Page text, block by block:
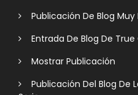
Publicación De Blog Muy
Entrada De Blog De True
Mostrar Publicación
Publicación Del Blog De